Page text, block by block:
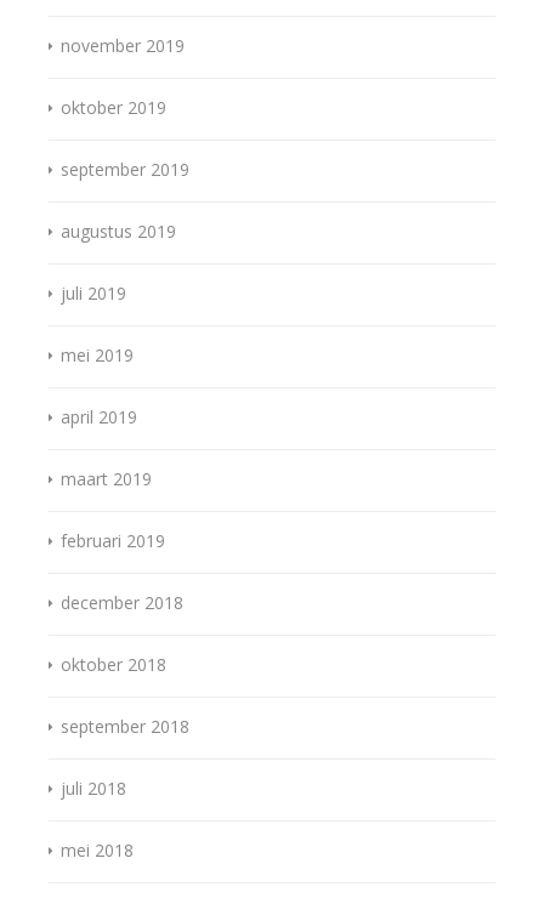
november 2019
oktober 2019
september 2019
augustus 2019
juli 2019
mei 2019
april 2019
maart 2019
februari 2019
december 2018
oktober 2018
september 2018
juli 2018
mei 2018